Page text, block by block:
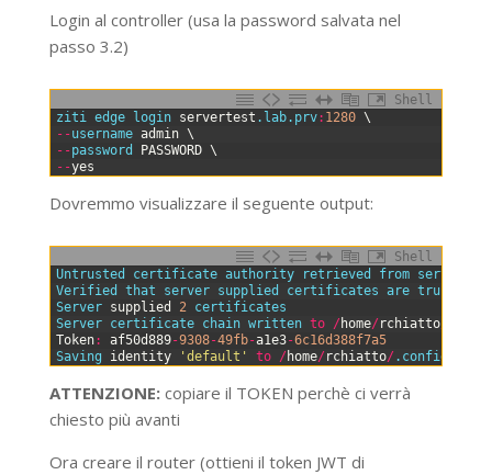
Login al controller (usa la password salvata nel
passo 3.2)
Shell
ziti edge login servertest .lab.prv: 1280 \
--username admin \
--password PASSWORD \
--yes
Dovremmo visualizzare il seguente output:
Shell
Untrusted certificate authority retrieved from server
Verified that server supplied certificates are trusted
Server supplied 2
certificates
Server certificate chain written to / home/ rchiatto/
Token: af50d889-9308-49fb-a1e3-6c16d388f7a5
Saving identity 'default' to / home/ rchiatto/ .config
ATTENZIONE:copiare il TOKEN perchè ci verrà
chiesto più avanti
Ora creare il router (ottieni il token JWT di